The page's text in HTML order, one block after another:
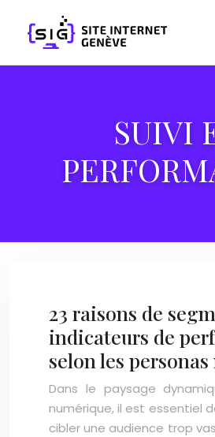
SUIVI
23 raisons de
indicateurs de
selon les
Dans le paysage
numérique, il est essentiel
cibler une audience trop